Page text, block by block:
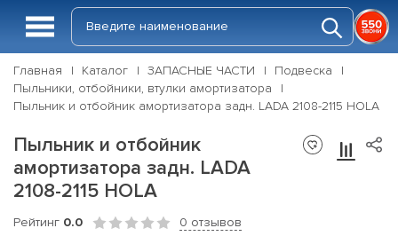
Главная Каталог ЗАПАСНЫЕ ЧАСТИ
Подвеска
Пыльники, отбойники, втулки амортизатора
Пыльник и отбойник амортизатора задн. LADA 2108-2115 HOLA
Пыльник и отбойник
амортизатора задн. LADA
2108-2115 HOLA
Рейтинг 0.0 0 отзывов